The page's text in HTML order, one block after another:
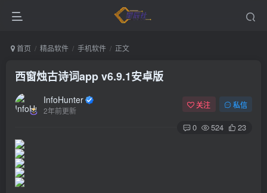
首页 精品软件 手机软件 正文
西窗烛古诗词app v6.9.1安卓版
InfoHunter
2年前更新
关注 私信
0 524 23